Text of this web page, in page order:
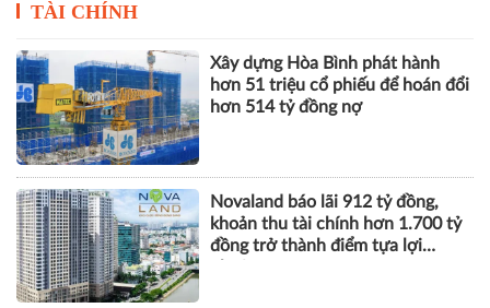
TÀI CHÍNH
Xây dựng Hòa Bình phát hành
hơn 51 triệu cổ phiếu để hoán đổi
hơn 514 tỷ đồng nợ
Novaland báo lãi 912 tỷ đồng,
khoản thu tài chính hơn 1.700 tỷ
đồng trở thành điểm tựa lợi